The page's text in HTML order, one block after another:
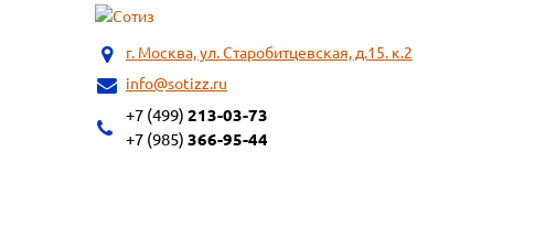
г. Москва, ул. Старобитцевская, д.15. к.2
info@sotizz.ru
+7 (499) 213-03-73
+7 (985) 366-95-44